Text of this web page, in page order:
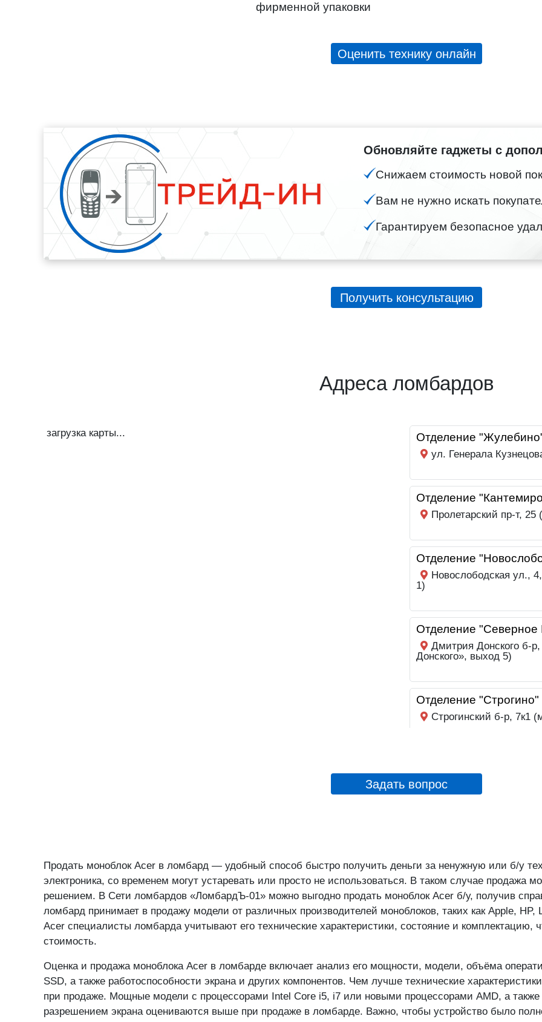
фирменной упаковки
Оценить технику онлайн
Обновляйте гаджеты с
Снижаем стоимость новой
Вам не нужно искать
Гарантируем безопасное
Получить консультацию
Адреса ломбардов
загрузка карты... Отделение
ул. Генерала
Отделение
Пролетарский пр-т,
Отделение
Новослободская ул.,
1)
Отделение "Северное
Дмитрия Донского б-
Донского», выход 5)
Отделение "Строгино"
Строгинский б-р, 7к1
Героев Панфиловцев
Задать вопрос
Продать моноблок Acer в ломбард — удобный способ быстро получить деньги за ненужную или б/у
электроника, со временем могут устаревать или просто не использоваться. В таком случае продажа
решением. В Сети ломбардов «ЛомбардЪ-01» можно выгодно продать моноблок Acer б/у, получив
ломбард принимает в продажу модели от различных производителей моноблоков, таких как Apple,
Acer специалисты ломбарда учитывают его технические характеристики, состояние и
стоимость.
Оценка и продажа моноблока Acer в ломбарде включает анализ его мощности, модели, объёма
SSD, а также работоспособности экрана и других компонентов. Чем лучше технические
при продаже. Мощные модели с процессорами Intel Core i5, i7 или новыми процессорами AMD, а
разрешением экрана оцениваются выше при продаже в ломбарде. Важно, чтобы устройство было